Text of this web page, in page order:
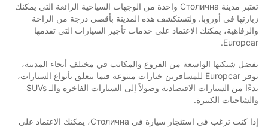
تعتبر مدينة Столична واحدة من الوجهات السياحية الرائعة التي يمكنك
زيارتها في أوروبا. ولتستكشف هذه المدينة بأقصى درجة من الراحة
والرفاهية، يمكنك الاعتماد على خدمات تأجير السيارات التي تقدمها
Europcar.
بفضل شبكتها الواسعة من الفروع والمكاتب في مختلف أنحاء المدينة،
توفر Europcar للمسافرين خيارات متنوعة فيما يتعلق بأنواع السيارات،
بدءًا من السيارات الاقتصادية وصولاً إلى السيارات الفاخرة والـ SUVs
والشاحنات الكبيرة.
إذا كنت ترغب في استئجار سيارة في Столична، يمكنك الاعتماد على